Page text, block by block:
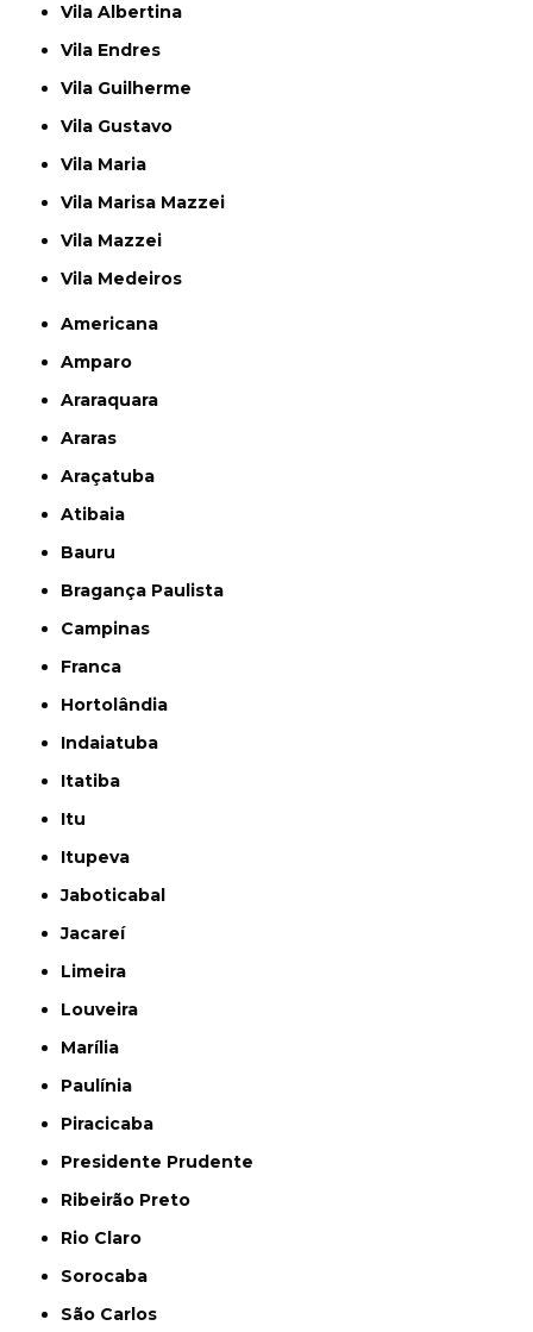
Vila Albertina
Vila Endres
Vila Guilherme
Vila Gustavo
Vila Maria
Vila Marisa Mazzei
Vila Mazzei
Vila Medeiros
Americana
Amparo
Araraquara
Araras
Araçatuba
Atibaia
Bauru
Bragança Paulista
Campinas
Franca
Hortolândia
Indaiatuba
Itatiba
Itu
Itupeva
Jaboticabal
Jacareí
Limeira
Louveira
Marília
Paulínia
Piracicaba
Presidente Prudente
Ribeirão Preto
Rio Claro
Sorocaba
São Carlos